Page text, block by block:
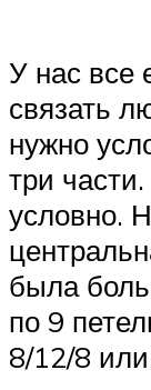
У нас все
связать
нужно
три
условно.
была
по 9
8/12/8